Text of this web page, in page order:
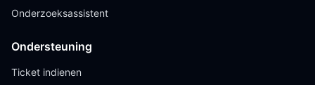
Onderzoeksassistent
Ondersteuning
Ticket indienen